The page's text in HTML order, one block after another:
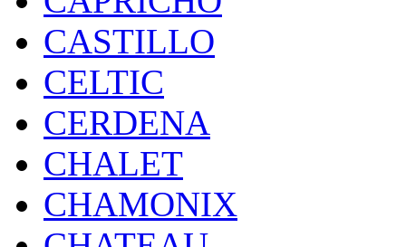
CASTILLO
CELTIC
CERDENA
CHALET
CHAMONIX